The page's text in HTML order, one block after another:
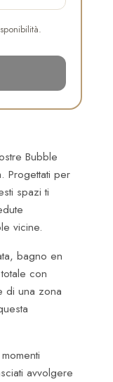
Bubble
Progettati per
spazi ti
vicine.
bagno en
con
di una zona
avvolgere